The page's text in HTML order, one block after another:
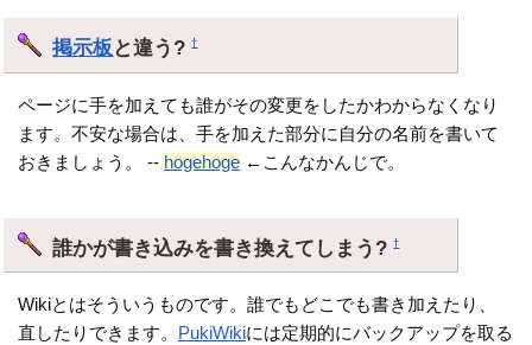
掲示板 と違う?†
ページに手を加えても誰がその変更をしたかわからなくなり
ます。不安な場合は、手を加えた部分に自分の名前を書いて
おきましょう。 -- hogehoge ←こんなかんじで。
誰かが書き込みを書き換えてしまう?†
Wikiとはそういうものです。誰でもどこでも書き加えたり、
直したりできます。 PukiWikiには定期的にバックアップを取る